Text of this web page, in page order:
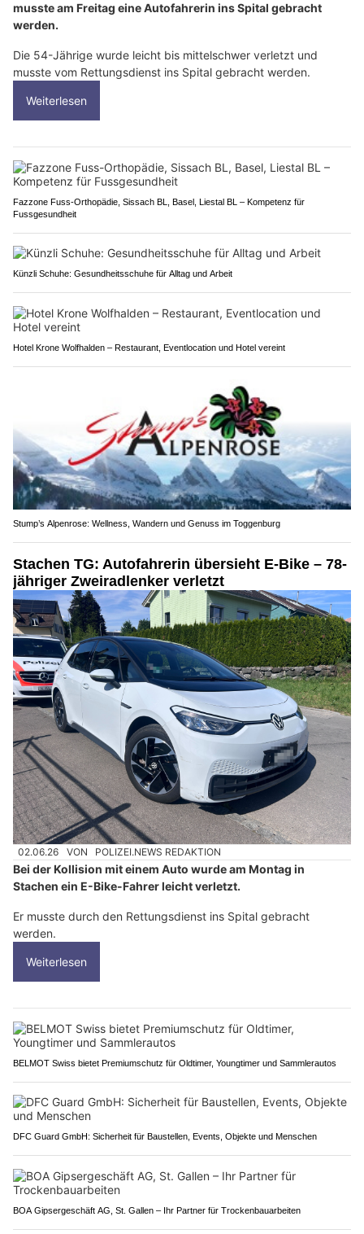
musste am Freitag eine Autofahrerin ins Spital gebracht
werden.
Die 54-Jährige wurde leicht bis mittelschwer verletzt und
musste vom Rettungsdienst ins Spital gebracht werden.
Weiterlesen
Fazzone Fuss-Orthopädie, Sissach BL, Basel, Liestal BL – Kompetenz für
Fussgesundheit
Künzli Schuhe: Gesundheitsschuhe für Alltag und Arbeit
Hotel Krone Wolfhalden – Restaurant, Eventlocation und Hotel vereint
Stump’s Alpenrose: Wellness, Wandern und Genuss im Toggenburg
Stachen TG: Autofahrerin übersieht E-Bike – 78-
jähriger Zweiradlenker verletzt
02.06.26 VON POLIZEI.NEWS REDAKTION
Bei der Kollision mit einem Auto wurde am Montag in
Stachen ein E-Bike-Fahrer leicht verletzt.
Er musste durch den Rettungsdienst ins Spital gebracht
werden.
Weiterlesen
BELMOT Swiss bietet Premiumschutz für Oldtimer, Youngtimer und Sammlerautos
DFC Guard GmbH: Sicherheit für Baustellen, Events, Objekte und Menschen
BOA Gipsergeschäft AG, St. Gallen – Ihr Partner für Trockenbauarbeiten